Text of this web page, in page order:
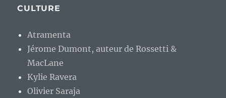
CULTURE
Atramenta
Jérome Dumont, auteur de Rossetti &
MacLane
Kylie Ravera
Olivier Saraja